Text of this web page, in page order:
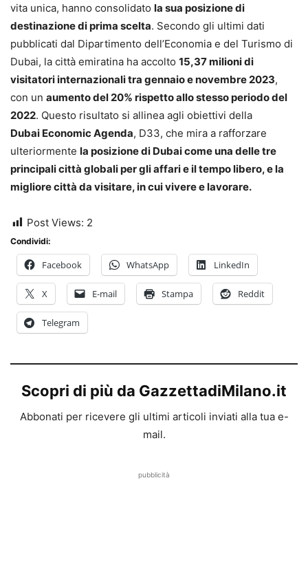
vita unica, hanno consolidato la sua posizione di
destinazione di prima scelta. Secondo gli ultimi dati
pubblicati dal Dipartimento dell’Economia e del Turismo di
Dubai, la città emiratina ha accolto 15,37 milioni di
visitatori internazionali tra gennaio e novembre 2023,
con un aumento del 20% rispetto allo stesso periodo del
2022. Questo risultato si allinea agli obiettivi della
Dubai Economic Agenda, D33, che mira a rafforzare
ulteriormente la posizione di Dubai come una delle tre
principali città globali per gli affari e il tempo libero, e la
migliore città da visitare, in cui vivere e lavorare.
Post Views: 2
Condividi:
Facebook WhatsApp LinkedIn
X E-mail Stampa Reddit
Telegram
Scopri di più da GazzettadiMilano.it
Abbonati per ricevere gli ultimi articoli inviati alla tua e-
mail.
pubblicità